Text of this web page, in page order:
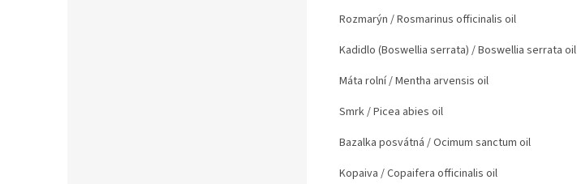
Rozmarýn / Rosmarinus officinalis oil
Kadidlo (Boswellia serrata) / Boswellia serrata oil
Máta rolní/ Mentha arvensis oil
Smrk/ Picea abies oil
Bazalka posvátná / Ocimum sanctum oil
Kopaiva / Copaifera officinalis oil